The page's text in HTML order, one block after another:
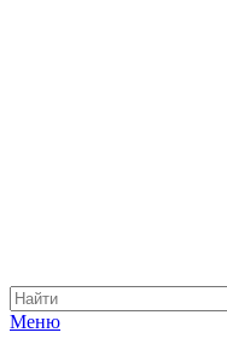
Меню